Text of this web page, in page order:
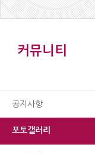
커뮤니티
공지사항
포토갤러리